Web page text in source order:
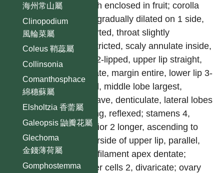
海州常山屬
Clinopodium
風輪菜屬
Coleus 鞘蕊屬
Collinsonia
Comanthosphace
綿穗蘇屬
Elsholtzia 香薷屬
Galeopsis 鼬瓣花屬
Glechoma
金錢薄荷屬
Gomphostemma
mouth enclosed in fruit; corolla
tube gradually dilated on 1 side,
exserted, throat slightly
constricted, scaly annulate inside,
limb 2-lipped, upper lip straight,
galeate, margin entire, lower lip 3-
lobed, middle lobe largest,
concave, denticulate, lateral lobes
oblong, reflexed; stamens 4,
anterior 2 longer, ascending to
underside of upper lip, parallel,
free; filament apex dentate;
anther cells 2, divaricate; ovary